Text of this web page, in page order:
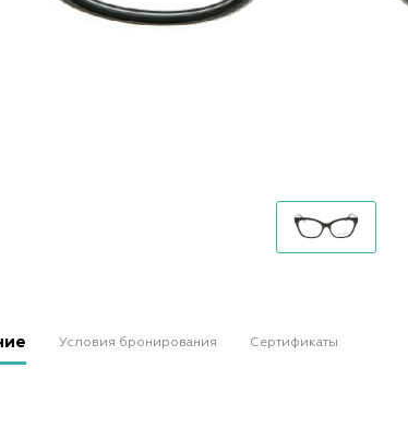
Условия бронирования Сертификаты